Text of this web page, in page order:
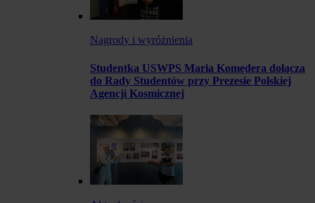
Nagrody i wyróżnienia
Studentka USWPS Maria Komędera dołącza
do Rady Studentów przy Prezesie Polskiej
Agencji Kosmicznej